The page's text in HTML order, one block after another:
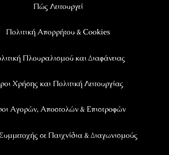
Πώς Λειτουργεί
Πολιτική Απορρήτου & Cookies
Πλουραλισμού και Διαφάνειας
Χρήσης και Πολιτική Λειτουργίας
Αγορών, Αποστολών & Επιστροφών
σε Παιχνίδια & Διαγωνισμούς